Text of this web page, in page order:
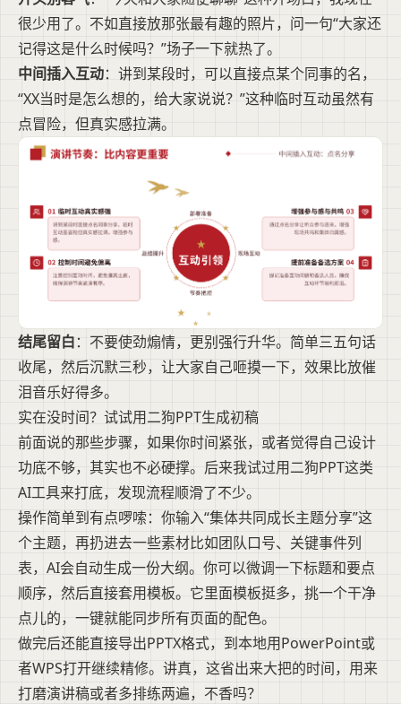
很少用了。不如直接放那张最有趣的照片，问一句“大家还
记得这是什么时候吗？”场子一下就热了。
中间插入互动：讲到某段时，可以直接点某个同事的名，
“XX当时是怎么想的，给大家说说？”这种临时互动虽然有
点冒险，但真实感拉满。
结尾留白：不要使劲煽情，更别强行升华。简单三五句话
收尾，然后沉默三秒，让大家自己咂摸一下，效果比放催
泪音乐好得多。
实在没时间？试试用二狗PPT生成初稿
前面说的那些步骤，如果你时间紧张，或者觉得自己设计
功底不够，其实也不必硬撑。后来我试过用二狗PPT这类
AI工具来打底，发现流程顺滑了不少。
操作简单到有点啰嗦：你输入“集体共同成长主题分享”这
个主题，再扔进去一些素材比如团队口号、关键事件列
表，AI会自动生成一份大纲。你可以微调一下标题和要点
顺序，然后直接套用模板。它里面模板挺多，挑一个干净
点儿的，一键就能同步所有页面的配色。
做完后还能直接导出PPTX格式，到本地用PowerPoint或
者WPS打开继续精修。讲真，这省出来大把的时间，用来
打磨演讲稿或者多排练两遍，不香吗？